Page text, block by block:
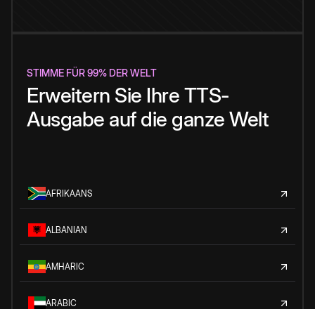
STIMME FÜR 99% DER WELT
Erweitern Sie Ihre TTS-
Ausgabe auf die ganze Welt
AFRIKAANS
ALBANIAN
AMHARIC
ARABIC